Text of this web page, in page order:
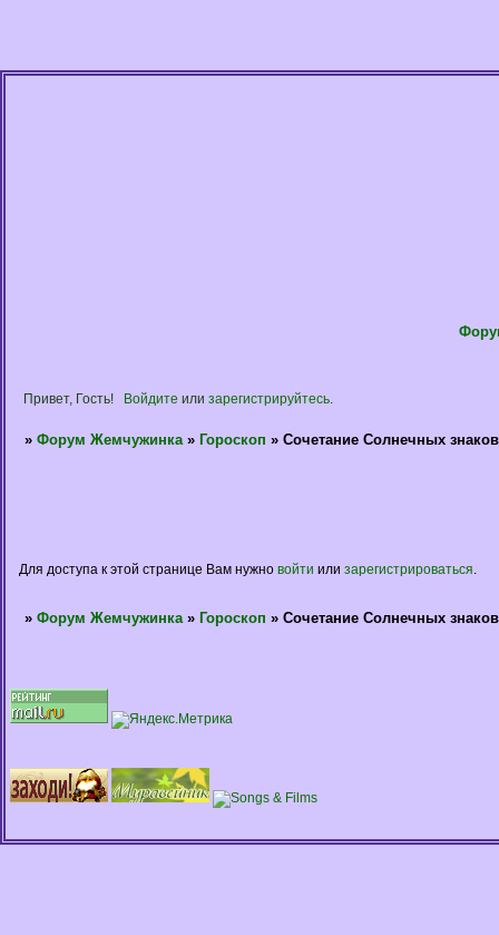
Привет, Гость! Войдите или зарегистрируйтесь.
» Форум Жемчужинка » Гороскоп » Сочетание Солнечных знаков
Для доступа к этой странице Вам нужно войти или зарегистрироваться
» Форум Жемчужинка » Гороскоп » Сочетание Солнечных знаков